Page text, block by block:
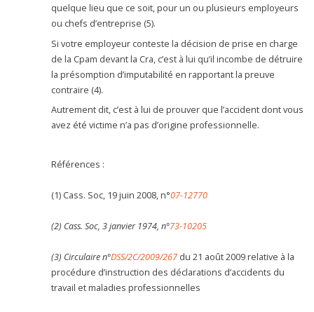
quelque lieu que ce soit, pour un ou plusieurs employeurs
ou chefs d’entreprise (5).
Si votre employeur conteste la décision de prise en charge
de la Cpam devant la Cra, c’est à lui qu’il incombe de détruire
la présomption d’imputabilité en rapportant la preuve
contraire (4).
Autrement dit, c’est à lui de prouver que l’accident dont vous
avez été victime n’a pas d’origine professionnelle.
Références :
(1) Cass. Soc, 19 juin 2008, n°07-12770
(2) Cass. Soc, 3 janvier 1974, n°73-10205
(3) Circulaire n°DSS/2C/2009/267 du 21 août 2009 relative à la
procédure d’instruction des déclarations d’accidents du
travail et maladies professionnelles